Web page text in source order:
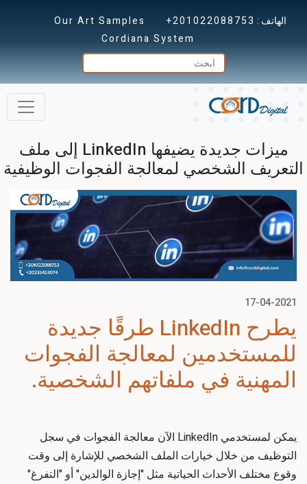
الهاتف : +201022088753
Our Art Samples
Cordiana System
ميزات جديدة يضيفها LinkedIn إلى ملف
التعريف الشخصي لمعالجة الفجوات الوظيفية
17-04-2021
يطرح LinkedIn طرقًا جديدة
للمستخدمين لمعالجة الفجوات
المهنية في ملفاتهم الشخصية.
يمكن لمستخدمي LinkedIn الآن معالجة الفجوات في سجل
التوظيف من خلال خيارات الملف الشخصي للإشارة إلى وقت
وقوع مختلف الأحداث الحياتية مثل "إجازة الوالدين" أو "التفرغ"